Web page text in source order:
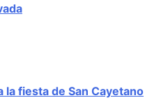
la fiesta de San Cayetano